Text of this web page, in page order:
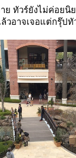
ย ทัวร์ยังไม่ค่อยนิ
อาจเจอแต่กรุ๊ปทั